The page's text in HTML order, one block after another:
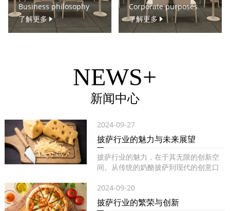
Business philosophy
了解更多
Corporate purposes
了解更多
NEWS+
新闻中心
2024-09-27
披萨行业的魅力与未来展望
披萨行业的魅力，在于其无限的创新空
间。从传统的奶酪披萨到现代的创意口
2024-09-20
披萨行业的繁荣与创新